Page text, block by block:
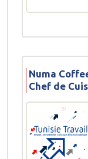
Numa
Chef de